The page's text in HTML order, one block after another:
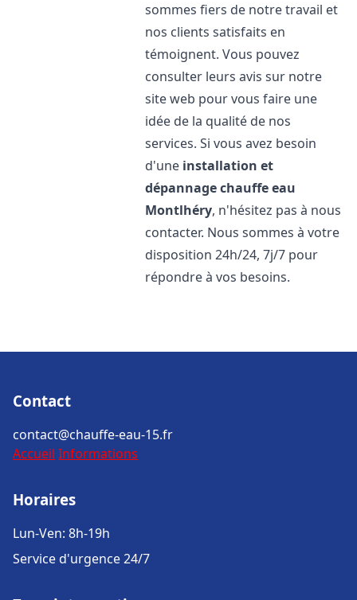
sommes fiers de notre travail et
nos clients satisfaits en
témoignent. Vous pouvez
consulter leurs avis sur notre
site web pour vous faire une
idée de la qualité de nos
services. Si vous avez besoin
d'une installation et
dépannage chauffe eau
Montlhéry, n'hésitez pas à nous
contacter. Nous sommes à votre
disposition 24h/24, 7j/7 pour
répondre à vos besoins.
Contact
contact@chauffe-eau-15.fr
Accueil Informations
Horaires
Lun-Ven: 8h-19h
Service d'urgence 24/7